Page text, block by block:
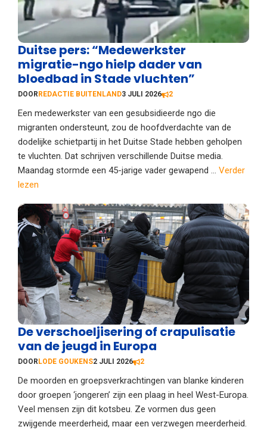
Duitse pers: “Medewerkster
migratie-ngo hielp dader van
bloedbad in Stade vluchten”
DOOR REDACTIE BUITENLAND3 JULI 2026 2
Een medewerkster van een gesubsidieerde ngo die
migranten ondersteunt, zou de hoofdverdachte van de
dodelijke schietpartij in het Duitse Stade hebben geholpen
te vluchten. Dat schrijven verschillende Duitse media.
Maandag stormde een 45-jarige vader gewapend ... Verder
lezen
De verschoeljisering of crapulisatie
van de jeugd in Europa
DOOR LODE GOUKENS2 JULI 2026 2
De moorden en groepsverkrachtingen van blanke kinderen
door groepen ‘jongeren’ zijn een plaag in heel West-Europa.
Veel mensen zijn dit kotsbeu. Ze vormen dus geen
zwijgende meerderheid, maar een verzwegen meerderheid.